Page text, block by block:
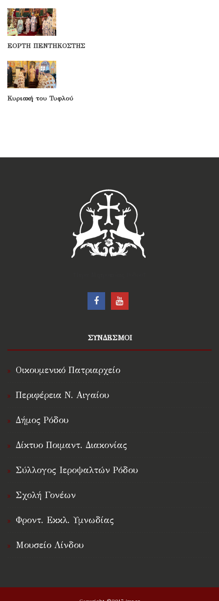
ΕΟΡΤΗ ΠΕΝΤΗΚΟΣΤΗΣ
Κυριακή του Τυφλού
ΣΥΝΔΕΣΜΟΙ
Οικουμενικό Πατριαρχείο
Περιφέρεια Ν. Αιγαίου
Δήμος Ρόδου
Δίκτυο Ποιμαντ. Διακονίας
Σύλλογος Ιεροψαλτών Ρόδου
Σχολή Γονέων
Φροντ. Εκκλ. Υμνωδίας
Μουσείο Λίνδου